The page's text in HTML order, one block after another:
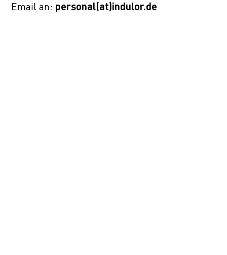
Email an: personal(at)indulor.de